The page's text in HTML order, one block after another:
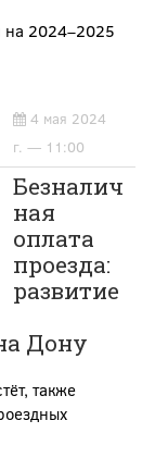
на 2024–2025
4 мая 2024
г. — 11:00
Безналич
ная
оплата
проезда:
развитие
Дону
также